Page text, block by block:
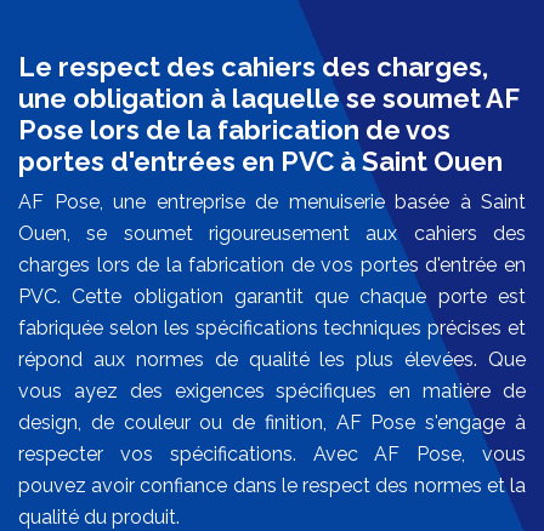
Le respect des cahiers des charges,
une obligation à laquelle se soumet AF
Pose lors de la fabrication de vos
portes d'entrées en PVC à Saint Ouen
AF Pose, une entreprise de menuiserie basée à Saint
Ouen, se soumet rigoureusement aux cahiers des
charges lors de la fabrication de vos portes d'entrée en
PVC. Cette obligation garantit que chaque porte est
fabriquée selon les spécifications techniques précises et
répond aux normes de qualité les plus élevées. Que
vous ayez des exigences spécifiques en matière de
design, de couleur ou de finition, AF Pose s'engage à
respecter vos spécifications. Avec AF Pose, vous
pouvez avoir confiance dans le respect des normes et la
qualité du produit.